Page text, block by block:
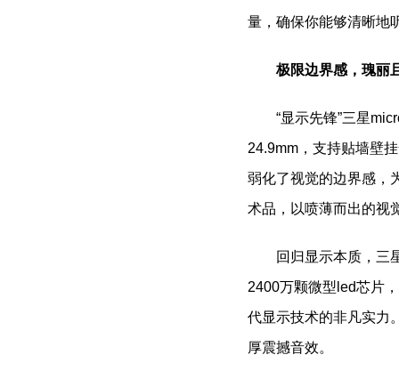
量，确保你能够清晰地
极限边界感，瑰丽
“显示先锋”三星
24.9mm，支持贴墙壁
弱化了视觉的边界感，
术品，以喷薄而出的视
回归显示本质，三
2400万颗微型led芯片
代显示技术的非凡实力
厚震撼音效。